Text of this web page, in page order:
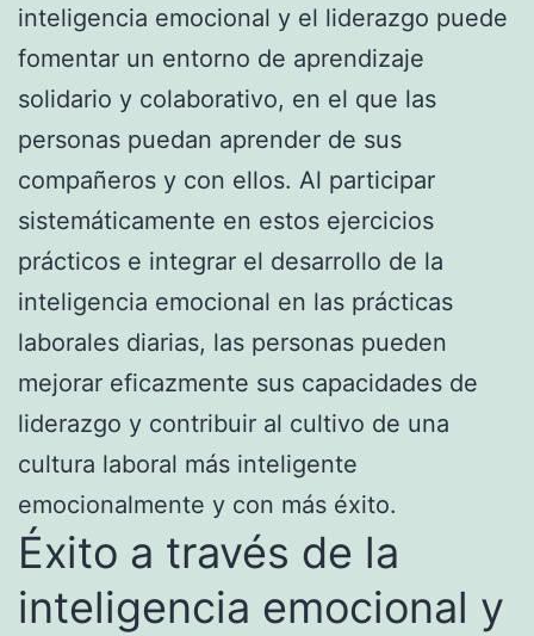
inteligencia emocional y el liderazgo puede
fomentar un entorno de aprendizaje
solidario y colaborativo, en el que las
personas puedan aprender de sus
compañeros y con ellos. Al participar
sistemáticamente en estos ejercicios
prácticos e integrar el desarrollo de la
inteligencia emocional en las prácticas
laborales diarias, las personas pueden
mejorar eficazmente sus capacidades de
liderazgo y contribuir al cultivo de una
cultura laboral más inteligente
emocionalmente y con más éxito.
Éxito a través de la
inteligencia emocional y